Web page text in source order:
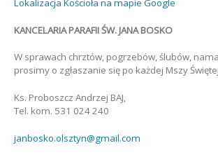
KANCELARIA PARAFII ŚW. JANA BOSKO
W sprawach chrztów, pogrzebów, ślubów,
prosimy o zgłaszanie się po każdej Mszy
Ks. Proboszcz Andrzej BAJ,
Tel. kom. 531 024 240
janbosko.olsztyn@gmail.com